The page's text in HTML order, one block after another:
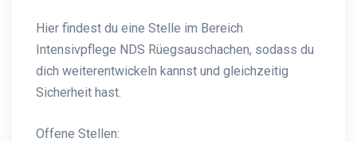
Hier findest du eine Stelle im Bereich
Intensivpflege NDS Rüegsauschachen, sodass du
dich weiterentwickeln kannst und gleichzeitig
Sicherheit hast.
Offene Stellen: